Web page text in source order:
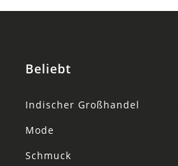
Beliebt
Indischer Großhandel
Mode
Schmuck